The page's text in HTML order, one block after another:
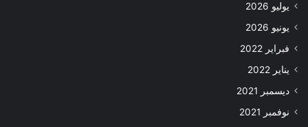
يوليو 2026
يونيو 2026
فبراير 2022
يناير 2022
ديسمبر 2021
نوفمبر 2021